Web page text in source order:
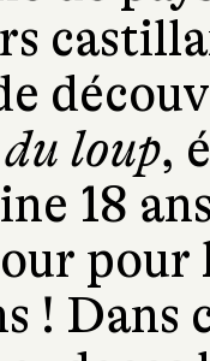
loup,
18
pour
! Dans